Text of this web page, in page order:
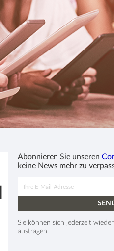
Abonnieren Sie unseren
keine News mehr zu
Sie können sich jederzeit
austragen.